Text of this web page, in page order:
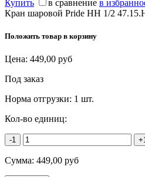
Купить в сравнение в
Кран шаровой Pride НН 1/2
Положить товар в корзину
Цена: 449,00 руб
Под заказ
Норма отгрузки: 1 шт.
Кол-во единиц:
-1 +1
Сумма: 449,00 руб